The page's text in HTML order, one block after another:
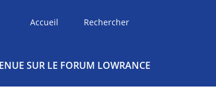
Accueil Rechercher
SUR LE FORUM LOWRANCE